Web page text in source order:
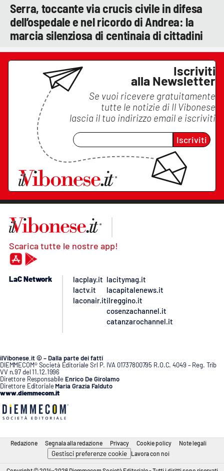
Serra, toccante via crucis civile in difesa
dell’ospedale e nel ricordo di Andrea: la
marcia silenziosa di centinaia di cittadini
Iscriviti
alla Newsletter
Se vuoi ricevere gratuitamente
tutte le notizie di Il Vibonese
lascia il tuo indirizzo email e iscriviti
Iscriviti
Scarica tutte le nostre app!
LaC Network
lacplay.it
lactv.it
laconair.it
lacitymag.it
lacapitalenews.it
ilreggino.it
cosenzachannel.it
catanzarochannel.it
ilVibonese.it © – Dalla parte dei fatti
DIEMMECOM® Società Editoriale Srl P. IVA 01737800795 R.O.C. 4049 – Reg. Trib
VV n.97 del 11.12.1996
Direttore Responsabile Enrico De Girolamo
Direttore Editoriale Maria Grazia Falduto
www.diemmecom.it
Redazione Segnala alla redazione Privacy Cookie policy Note legali
Gestisci preferenze cookie Lavora con noi